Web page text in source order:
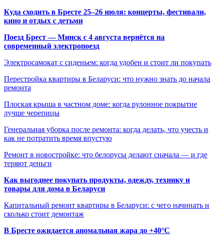
Куда сходить в Бресте 25–26 июля: концерты, фестивали,
кино и отдых с детьми
Поезд Брест — Минск с 4 августа вернётся на
современный электропоезд
Электросамокат с сиденьем: когда удобен и стоит ли покупать
Перестройка квартиры в Беларуси: что нужно знать до начала
ремонта
Плоская крыша в частном доме: когда рулонное покрытие
лучше черепицы
Генеральная уборка после ремонта: когда делать, что учесть и
как не потратить время впустую
Ремонт в новостройке: что белорусы делают сначала — и где
теряют деньги
Как выгоднее покупать продукты, одежду, технику и
товары для дома в Беларуси
Капитальный ремонт квартиры в Беларуси: с чего начинать и
сколько стоит демонтаж
В Бресте ожидается аномальная жара до +40°C